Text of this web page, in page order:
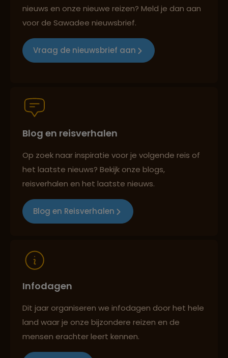
Reizen met oog voor mens, cultuur en milieu
Persoonlijk en deskundig reisadvies
Best beoordeelde reisroutes
nieuws en onze nieuwe reizen? Meld je dan aan
voor de Sawadee nieuwsbrief.
Vraag de nieuwsbrief aan
Blog en reisverhalen
Op zoek naar inspiratie voor je volgende reis of
het laatste nieuws? Bekijk onze blogs,
reisverhalen en het laatste nieuws.
Blog en Reisverhalen
Infodagen
Dit jaar organiseren we infodagen door het hele
land waar je onze bijzondere reizen en de
mensen erachter leert kennen.